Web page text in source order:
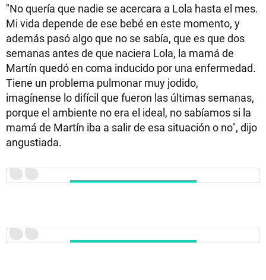
"No quería que nadie se acercara a Lola hasta el mes.
Mi vida depende de ese bebé en este momento, y
además pasó algo que no se sabía, que es que dos
semanas antes de que naciera Lola, la mamá de
Martín quedó en coma inducido por una enfermedad.
Tiene un problema pulmonar muy jodido,
imagínense lo difícil que fueron las últimas semanas,
porque el ambiente no era el ideal, no sabíamos si la
mamá de Martín iba a salir de esa situación o no", dijo
angustiada.